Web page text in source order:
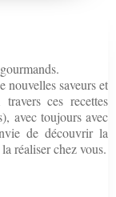
nouvelles saveurs et
ces recettes
avec toujours avec
de découvrir la
réaliser chez vous.